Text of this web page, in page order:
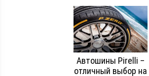
Автошины Pirelli –
отличный выбор на